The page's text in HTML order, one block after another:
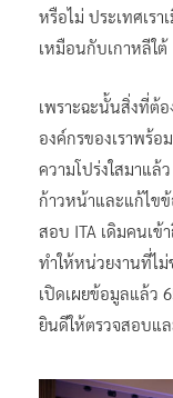
หรือไม่ ประเทศเรา
เหมือนกับเกาหลีใต้
เพราะฉะนั้นสิ่งที่ต้
องค์กรของเราพร้อ
ความโปร่งใสมาแล้
ก้าวหน้าและแก้ไข
สอบ ITA เดิมคนเข้
ทำให้หน่วยงานที่ไ
เปิดเผยข้อมูลแล้ว
ยินดีให้ตรวจสอบแ